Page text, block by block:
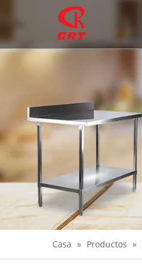
Casa » Productos »